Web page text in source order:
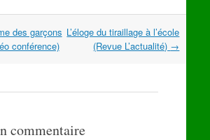
des garçons
conférence)
L’éloge du tiraillage à l’école
(Revue L’actualité) →
commentaire